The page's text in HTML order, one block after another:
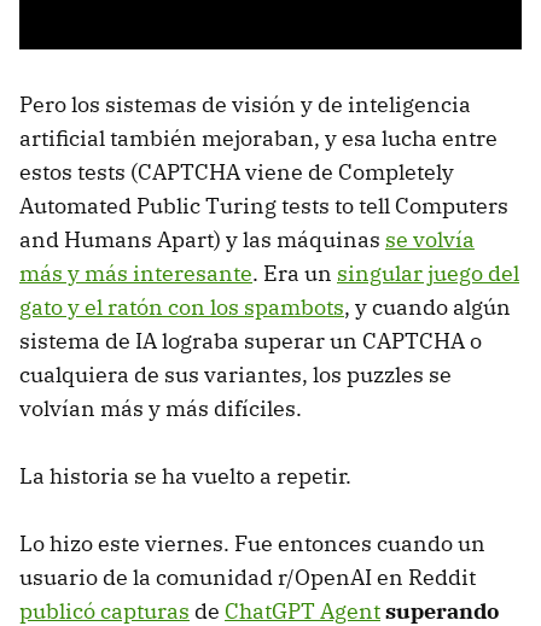
Pero los sistemas de visión y de inteligencia
artificial también mejoraban, y esa lucha entre
estos tests (CAPTCHA viene de Completely
Automated Public Turing tests to tell Computers
and Humans Apart) y las máquinas se volvía
más y más interesante. Era un singular juego del
gato y el ratón con los spambots, y cuando algún
sistema de IA lograba superar un CAPTCHA o
cualquiera de sus variantes, los puzzles se
volvían más y más difíciles.
La historia se ha vuelto a repetir.
Lo hizo este viernes. Fue entonces cuando un
usuario de la comunidad r/OpenAI en Reddit
publicó capturas de ChatGPT Agentsuperando